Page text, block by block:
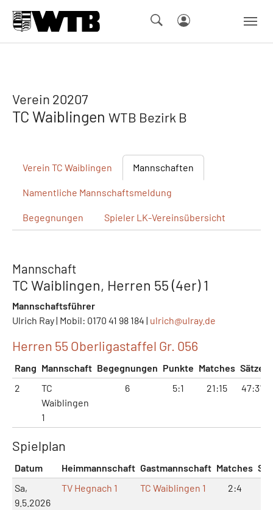
Verein 20207
TC Waiblingen WTB Bezirk B
Verein TC Waiblingen Mannschaften
Namentliche Mannschaftsmeldung
Begegnungen Spieler LK-Vereinsübersicht
Mannschaft
TC Waiblingen, Herren 55 (4er) 1
Mannschaftsführer
Ulrich Ray | Mobil: 0170 41 98 184 | ulrich@ulray.de
Herren 55 Oberligastaffel Gr. 056
Rang Mannschaft Begegnungen Punkte Matches Sätze
2
TC
Waiblingen
1
6 5:1 21:15 47:31
Spielplan
Datum Heimmannschaft Gastmannschaft Matches
Sa,
9.5.2026
TV Hegnach 1 TC Waiblingen 1 2:4